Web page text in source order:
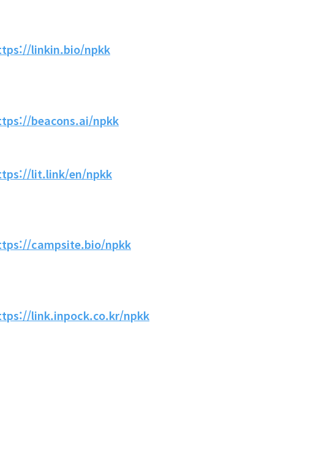
linkin.bio/npkk
beacons.ai/npkk
lit.link/en/npkk
campsite.bio/npkk
link.inpock.co.kr/npkk